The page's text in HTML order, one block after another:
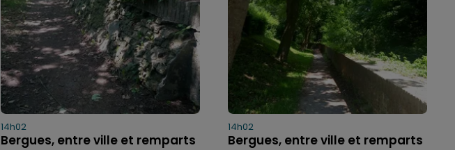
14h02
Bergues, entre ville et remparts
14h02
Bergues, entre ville et remparts